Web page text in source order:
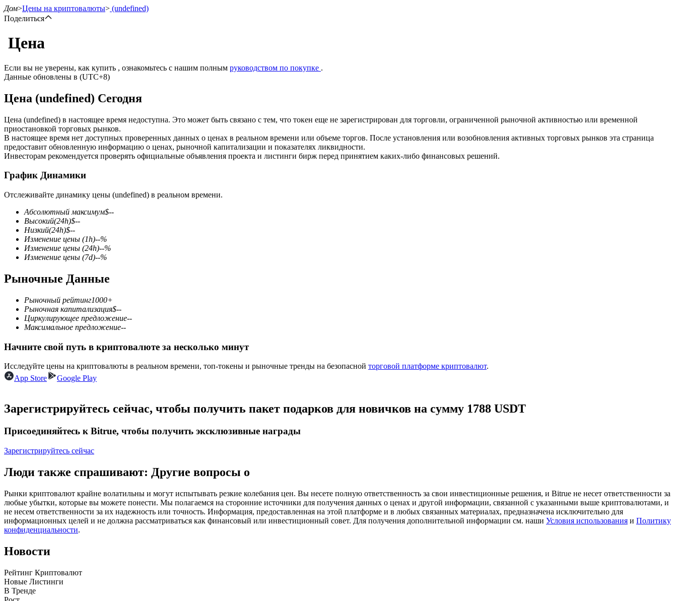
Фьючерсы
USDT-фьючерсы
TradFi
Деривативы на акции, форекс, драгоценные металлы и сырьевые товары
Присоединяйтесь к лучшим трейдерам
Дом>Цены на криптовалюты> (undefined)
Поделиться
Цена
Если вы не уверены, как купить , ознакомьтесь с нашим полным руководством по покупке .
Данные обновлены в (UTC+8)
Цена (undefined) Сегодня
Цена (undefined) в настоящее время недоступна. Это может быть связано с тем, что токен еще не зарегистрирован для торговли, ограниченной рыночной активностью или временной
приостановкой торговых рынков.
В настоящее время нет доступных проверенных данных о ценах в реальном времени или объеме торгов. После установления или возобновления активных торговых рынков эта страница
предоставит обновленную информацию о ценах, рыночной капитализации и показателях ликвидности.
Инвесторам рекомендуется проверять официальные объявления проекта и листинги бирж перед принятием каких-либо финансовых решений.
График Динамики
Отслеживайте динамику цены (undefined) в реальном времени.
Абсолютный максимум$--
Высокий(24h)$--
Низкий(24h)$--
Изменение цены (1h)--%
Изменение цены (24h)--%
Изменение цены (7d)--%
Рыночные Данные
Рыночный рейтинг1000+
Рыночная капитализация$--
Циркулирующее предложение--
Максимальное предложение--
Начните свой путь в криптовалюте за несколько минут
Исследуйте цены на криптовалюты в реальном времени, топ-токены и рыночные тренды на безопасной торговой платформе криптовалют.
App Store
Google Play
Зарегистрируйтесь сейчас, чтобы получить пакет подарков для новичков на сумму 1788 USDT
Присоединяйтесь к Bitrue, чтобы получить эксклюзивные награды
Зарегистрируйтесь сейчас
Люди также спрашивают: Другие вопросы о
Рынки криптовалют крайне волатильны и могут испытывать резкие колебания цен. Вы несете полную ответственность за свои инвестиционные решения, и Bitrue не несет ответственности за
любые убытки, которые вы можете понести. Мы полагаемся на сторонние источники для получения данных о ценах и другой информации, связанной с указанными выше криптовалютами, и
не несем ответственности за их надежность или точность. Информация, предоставленная на этой платформе и в любых связанных материалах, предназначена исключительно для
информационных целей и не должна рассматриваться как финансовый или инвестиционный совет. Для получения дополнительной информации см. наши Условия использования и Политику
конфиденциальности.
Новости
Рейтинг Криптовалют
Новые Листинги
В Тренде